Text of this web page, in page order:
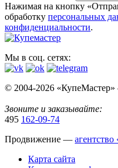
Нажимая на кнопку
обработку персональных
конфиденциальности.
Мы в соц. сетях:
© 2004-2026
Звоните и заказывайте:
495 162-09-74
Продвижение — агентство
Карта сайта